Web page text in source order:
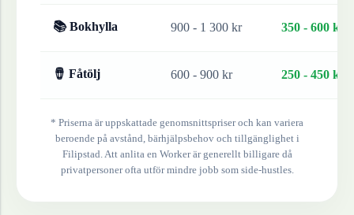
📚 Bokhylla 900 - 1 300 kr 350 - 600 kr
🪘 Fåtölj 600 - 900 kr 250 - 450 kr
* Priserna är uppskattade genomsnittspriser och kan variera
beroende på avstånd, bärhjälpsbehov och tillgänglighet i
Filipstad. Att anlita en Worker är generellt billigare då
privatpersoner ofta utför mindre jobb som side-hustles.